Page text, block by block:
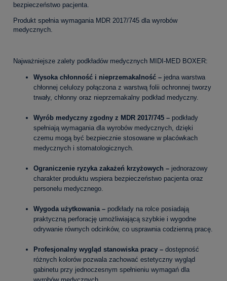
bezpieczeństwo pacjenta.
Produkt spełnia wymagania MDR 2017/745 dla wyrobów
medycznych.
Najważniejsze zalety podkładów medycznych MIDI-MED BOXER:
Wysoka chłonność i nieprzemakalność – jedna warstwa
chłonnej celulozy połączona z warstwą folii ochronnej tworzy
trwały, chłonny oraz nieprzemakalny podkład medyczny.
Wyrób medyczny zgodny z MDR 2017/745 – podkłady
spełniają wymagania dla wyrobów medycznych, dzięki
czemu mogą być bezpiecznie stosowane w placówkach
medycznych i stomatologicznych.
Ograniczenie ryzyka zakażeń krzyżowych – jednorazowy
charakter produktu wspiera bezpieczeństwo pacjenta oraz
personelu medycznego.
Wygoda użytkowania – podkłady na rolce posiadają
praktyczną perforację umożliwiającą szybkie i wygodne
odrywanie równych odcinków, co usprawnia codzienną pracę.
Profesjonalny wygląd stanowiska pracy – dostępność
różnych kolorów pozwala zachować estetyczny wygląd
gabinetu przy jednoczesnym spełnieniu wymagań dla